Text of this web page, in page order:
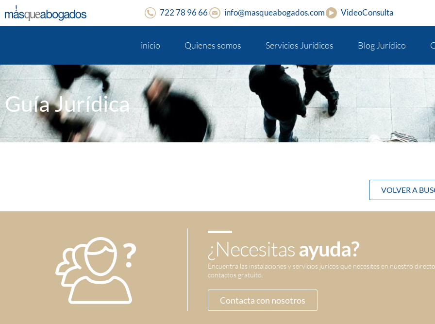
722 78 96 66 info@masqueabogados.com VideoConsulta
inicio Quienes somos Servicios Jurídicos Blog Jurídico
Guía Jurídica
VOLVER A
¿Necesitasayuda?
Encuentra las instalaciones y servicios jurícos que necesites en nuestro
contactos gratuito.
Contacta con nosotros